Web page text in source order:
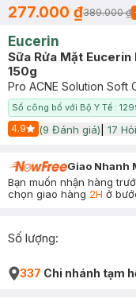
277.000 ₫389.000 ₫
Eucerin
Sữa Rửa Mặt Eucerin
150g
Pro ACNE Solution Soft
Số công bố với Bộ Y Tế :
4.9
Start Icon
(9 Đánh giá) 17
Giao Nhanh
Bạn muốn nhận hàng
chọn giao hàng 2H ở
Số lượng:
337 Chi nhánh tạm